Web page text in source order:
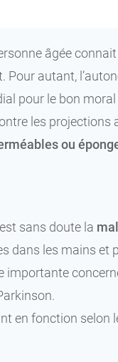
âgée
Pour autant,
pour le bon
les
ou
sans doute la
dans les mains
importante
fonction selon